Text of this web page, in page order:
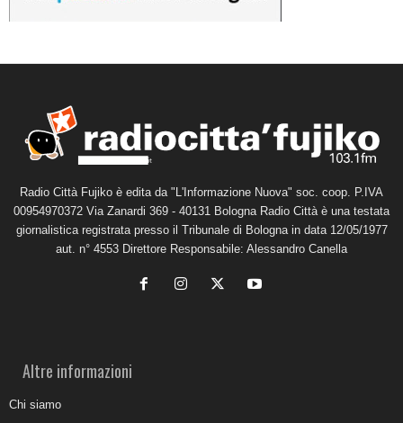
Radio Città Fujiko è edita da "L'Informazione Nuova" soc. coop. P.IVA
00954970372 Via Zanardi 369 - 40131 Bologna Radio Città è una testata
giornalistica registrata presso il Tribunale di Bologna in data 12/05/1977
aut. n° 4553 Direttore Responsabile: Alessandro Canella
Altre informazioni
Chi siamo